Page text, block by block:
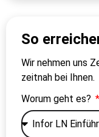
So
Wir nehmen uns
zeitnah bei Ihnen.
Worum geht es?